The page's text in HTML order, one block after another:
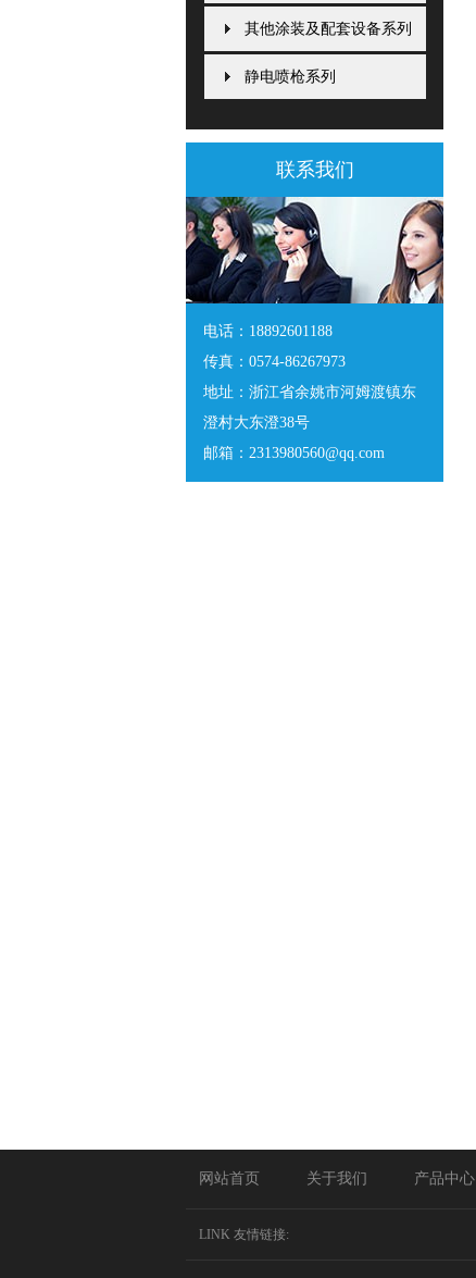
其他涂装及配套设备系列
静电喷枪系列
联系我们
电话：18892601188
传真：0574-86267973
地址：浙江省余姚市河姆渡镇东
澄村大东澄38号
邮箱：2313980560@qq.com
网站首页 关于我们 产品中心
LINK 友情链接: